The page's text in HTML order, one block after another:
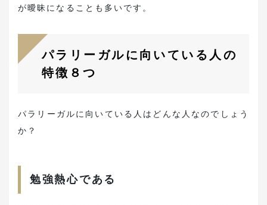
が曖昧になることも多いです。
パラリーガルに向いている人の
特徴８つ
パラリーガルに向いている人はどんな人なのでしょう
か？
勉強熱心である